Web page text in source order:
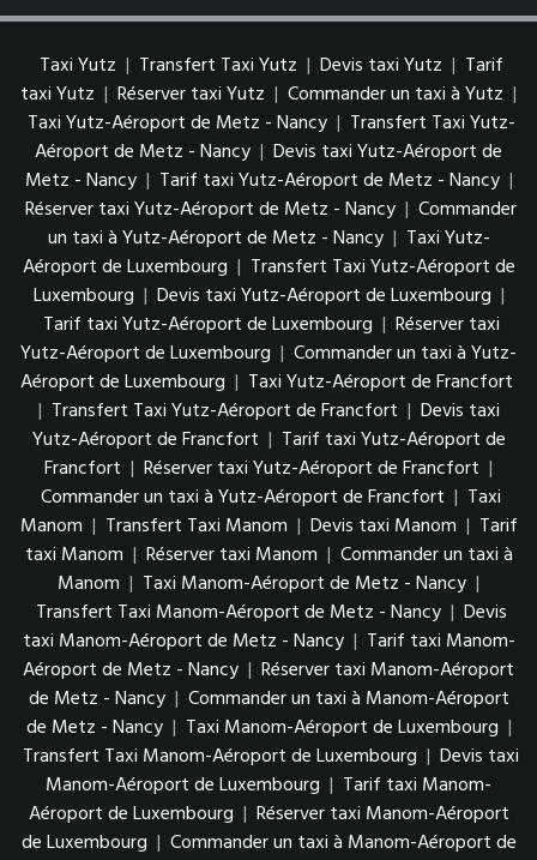
Taxi Yutz | Transfert Taxi Yutz | Devis taxi Yutz | Tarif
taxi Yutz | Réserver taxi Yutz | Commander un taxi à Yutz |
Taxi Yutz-Aéroport de Metz - Nancy | Transfert Taxi Yutz-
Aéroport de Metz - Nancy | Devis taxi Yutz-Aéroport de
Metz - Nancy | Tarif taxi Yutz-Aéroport de Metz - Nancy |
Réserver taxi Yutz-Aéroport de Metz - Nancy | Commander
un taxi à Yutz-Aéroport de Metz - Nancy | Taxi Yutz-
Aéroport de Luxembourg | Transfert Taxi Yutz-Aéroport de
Luxembourg | Devis taxi Yutz-Aéroport de Luxembourg |
Tarif taxi Yutz-Aéroport de Luxembourg | Réserver taxi
Yutz-Aéroport de Luxembourg | Commander un taxi à Yutz-
Aéroport de Luxembourg | Taxi Yutz-Aéroport de Francfort
| Transfert Taxi Yutz-Aéroport de Francfort | Devis taxi
Yutz-Aéroport de Francfort | Tarif taxi Yutz-Aéroport de
Francfort | Réserver taxi Yutz-Aéroport de Francfort |
Commander un taxi à Yutz-Aéroport de Francfort | Taxi
Manom | Transfert Taxi Manom | Devis taxi Manom | Tarif
taxi Manom | Réserver taxi Manom | Commander un taxi à
Manom | Taxi Manom-Aéroport de Metz - Nancy |
Transfert Taxi Manom-Aéroport de Metz - Nancy | Devis
taxi Manom-Aéroport de Metz - Nancy | Tarif taxi Manom-
Aéroport de Metz - Nancy | Réserver taxi Manom-Aéroport
de Metz - Nancy | Commander un taxi à Manom-Aéroport
de Metz - Nancy | Taxi Manom-Aéroport de Luxembourg |
Transfert Taxi Manom-Aéroport de Luxembourg | Devis taxi
Manom-Aéroport de Luxembourg | Tarif taxi Manom-
Aéroport de Luxembourg | Réserver taxi Manom-Aéroport
de Luxembourg | Commander un taxi à Manom-Aéroport de